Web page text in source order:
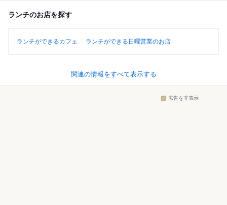
ランチのお店を探す
ランチができるカフェ ランチができる日曜営業のお店
関連の情報をすべて表示する
広告を非表示